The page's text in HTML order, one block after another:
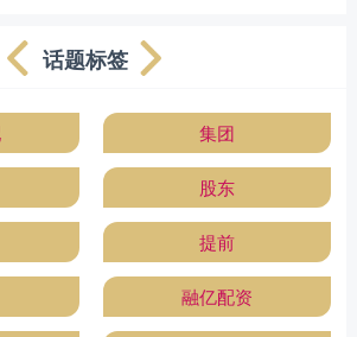
话题标签
集团
股东
提前
融亿配资